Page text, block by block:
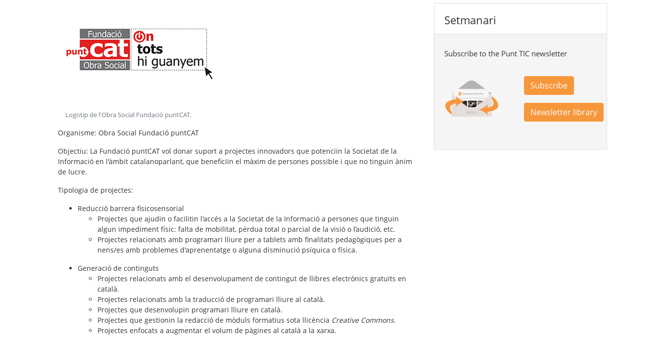
Logotip de l'Obra Social Fundació puntCAT.
Organisme: Obra Social Fundació puntCAT
Objectiu: La Fundació puntCAT vol donar suport a projectes innovadors que potenciïn la Societat de la
Informació en l'àmbit catalanoparlant, que beneficiïn el màxim de persones possible i que no tinguin ànim
de lucre.
Tipologia de projectes:
Reducció barrera fisicosensorial
Projectes que ajudin o facilitin l'accés a la Societat de la Informació a persones que tinguin
algun impediment físic: falta de mobilitat, pèrdua total o parcial de la visió o l’audició, etc.
Projectes relacionats amb programari lliure per a tablets amb finalitats pedagògiques per a
nens/es amb problemes d'aprenentatge o alguna disminució psíquica o física.
Generació de continguts
Projectes relacionats amb el desenvolupament de contingut de llibres electrònics gratuïts en
català.
Projectes relacionats amb la traducció de programari lliure al català.
Projectes que desenvolupin programari lliure en català.
Projectes que gestionin la redacció de mòduls formatius sota llicència Creative Commons.
Projectes enfocats a augmentar el volum de pàgines al català a la xarxa.
Setmanari
Subscribe to the Punt TIC newsletter
Subscribe
Newsletter library